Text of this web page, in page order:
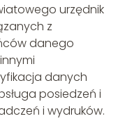
urzędnik
z
danego
danych
posiedzeń i
i wydruków.